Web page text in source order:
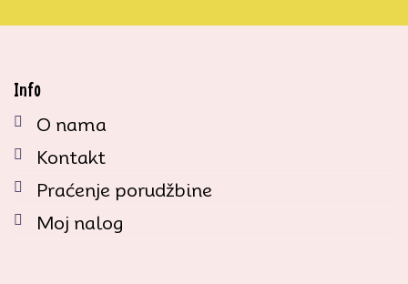
Info
O nama
Kontakt
Praćenje porudžbine
Moj nalog